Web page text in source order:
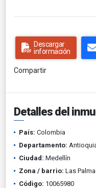
Descargar
información
Compartir
Detalles del
País: Colombia
Departamento:
Ciudad: Medellín
Zona / barrio: Las
Código: 10065980